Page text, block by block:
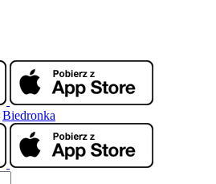
Biedronka